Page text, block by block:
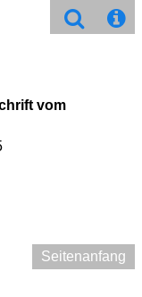
vom
Seitenanfang